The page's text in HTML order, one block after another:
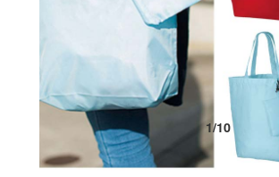
1/10